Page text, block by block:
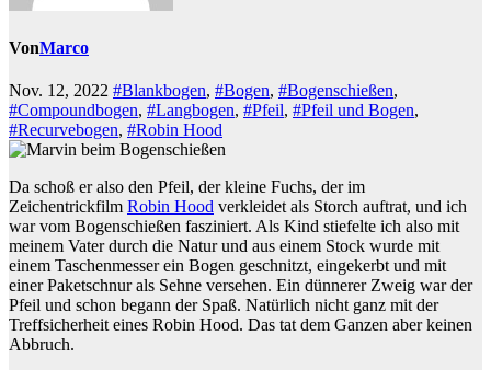
VonMarco
Nov. 12, 2022 #Blankbogen, #Bogen, #Bogenschießen,
#Compoundbogen, #Langbogen, #Pfeil, #Pfeil und Bogen,
#Recurvebogen, #Robin Hood
Da schoß er also den Pfeil, der kleine Fuchs, der im
Zeichentrickfilm Robin Hood verkleidet als Storch auftrat, und ich
war vom Bogenschießen fasziniert. Als Kind stiefelte ich also mit
meinem Vater durch die Natur und aus einem Stock wurde mit
einem Taschenmesser ein Bogen geschnitzt, eingekerbt und mit
einer Paketschnur als Sehne versehen. Ein dünnerer Zweig war der
Pfeil und schon begann der Spaß. Natürlich nicht ganz mit der
Treffsicherheit eines Robin Hood. Das tat dem Ganzen aber keinen
Abbruch.